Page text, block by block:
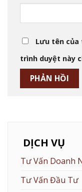
Lưu tên
trình duyệt này
DỊCH VỤ
Tư Vấn Doanh
Tư Vấn Đầu Tư